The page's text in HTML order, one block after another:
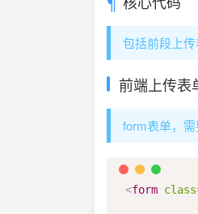
包括前段上
前端上传表
form表单，
<form class